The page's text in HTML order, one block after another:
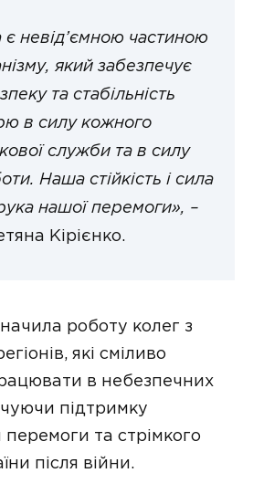
невід’ємною частиною
який забезпечує
та стабільність
в силу кожного
служби та в силу
Наша стійкість і сила
нашої перемоги», –
Кірієнко.
роботу колег з
які сміливо
в небезпечних
підтримку
перемоги та стрімкого
після війни.